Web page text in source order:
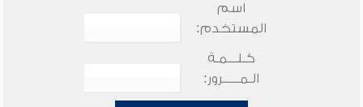
اسم
المستخدم:
كـلـــمـة
الـمـــــرور: